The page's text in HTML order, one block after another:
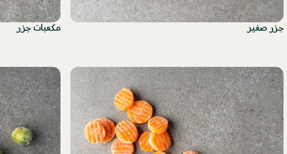
جزر صغير مكعبات جزر